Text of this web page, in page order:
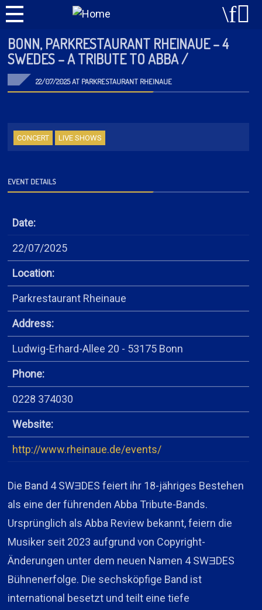
BONN, PARKRESTAURANT RHEINAUE – 4
SWEDES – A TRIBUTE TO ABBA /
22/07/2025 AT PARKRESTAURANT RHEINAUE
CONCERT LIVE SHOWS
EVENT DETAILS
Date:
22/07/2025
Location:
Parkrestaurant Rheinaue
Address:
Ludwig-Erhard-Allee 20 - 53175 Bonn
Phone:
0228 374030
Website:
http://www.rheinaue.de/events/
Die Band 4 SWƎDES feiert ihr 18-jähriges Bestehen
als eine der führenden Abba Tribute-Bands.
Ursprünglich als Abba Review bekannt, feiern die
Musiker seit 2023 aufgrund von Copyright-
Änderungen unter dem neuen Namen 4 SWƎDES
Bühnenerfolge. Die sechsköpfige Band ist
international besetzt und teilt eine tiefe